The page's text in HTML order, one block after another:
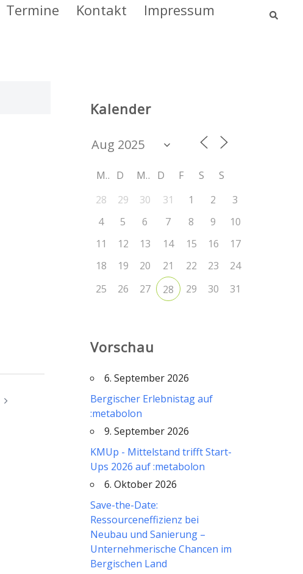
Termine Kontakt Impressum
Kalender
M D M D F S
S
28
29 30 31 1 2
3
4
5 6 7 8 9
10
11
12 13 14 15 16
17
18
19 20 21 22 23
24
25
26 27 28 29 30 31
Vorschau
6. September 2026
Bergischer Erlebnistag auf
:metabolon
9. September 2026
KMUp - Mittelstand trifft Start-
Ups 2026 auf :metabolon
6. Oktober 2026
Save-the-Date:
Ressourceneffizienz bei
Neubau und Sanierung –
Unternehmerische Chancen im
Bergischen Land